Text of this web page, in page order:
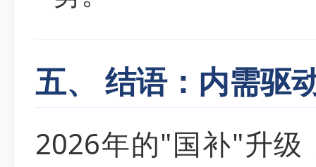
五、 结语：内需驱
2026年的"国补"升级